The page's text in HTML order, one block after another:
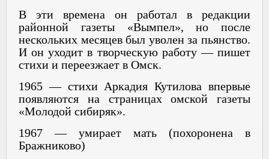
В эти времена он работал в редакции
районной газеты «Вымпел», но после
нескольких месяцев был уволен за пьянство.
И он уходит в творческую работу — пишет
стихи и переезжает в Омск.
1965 — стихи Аркадия Кутилова впервые
появляются на страницах омской газеты
«Молодой сибиряк».
1967 — умирает мать (похоронена в
Бражниково)